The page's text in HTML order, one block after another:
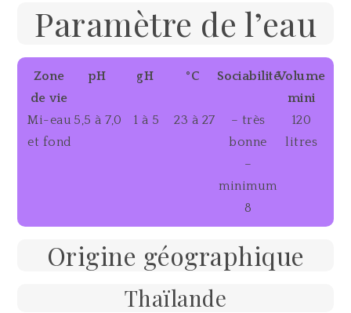
Paramètre de l’eau
Zone
de vie
pH gH °C SociabilitéVolume
mini
Mi-eau
et fond
5,5 à 7,0 1 à 5 23 à 27
– très
bonne
–
minimum
8
120
litres
Origine géographique
Thaïlande